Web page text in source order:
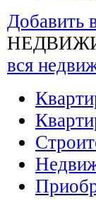
Добавить
вся